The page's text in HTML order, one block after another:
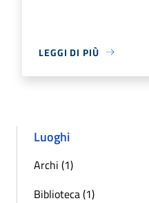
LEGGI DI PIÙ
Luoghi
Archi (1)
Biblioteca (1)